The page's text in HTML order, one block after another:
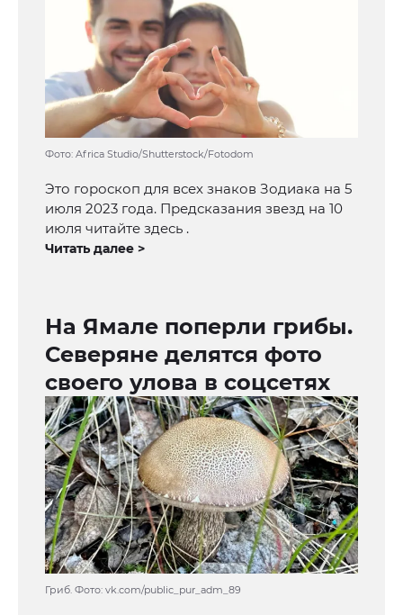
Фото: Africa Studio/Shutterstock/Fotodom
Это гороскоп для всех знаков Зодиака на 5
июля 2023 года. Предсказания звезд на 10
июля читайте здесь .
Читать далее >
На Ямале поперли грибы.
Северяне делятся фото
своего улова в соцсетях
Гриб. Фото: vk.com/public_pur_adm_89